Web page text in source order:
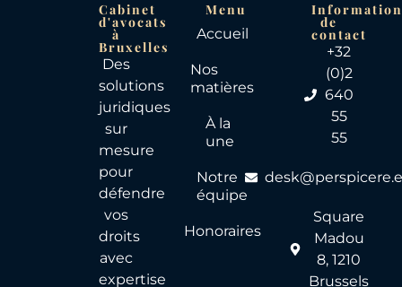
Cabinet
d'avocats
à
Bruxelles
Des
solutions
juridiques
sur
mesure
pour
défendre
vos
droits
avec
expertise
Menu
Accueil
Nos
matières
À la
une
Notre
équipe
Honoraires
de
contact
+32
(0)2
640
55
55
Square
Madou
8, 1210
Brussels